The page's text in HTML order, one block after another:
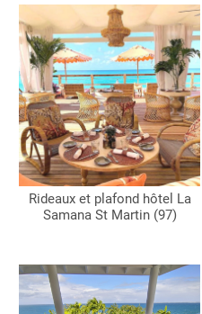
Rideaux et plafond hôtel La
Samana St Martin (97)